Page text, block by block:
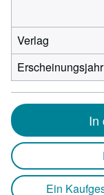
Verlag
Erscheinungsjahr
In
Ein